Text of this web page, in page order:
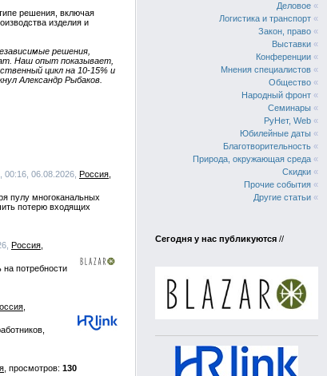
решения, включая
изделия и
решения,
Наш опыт показывает,
цикл на 10-15% и
Александр Рыбаков.
00:16, 06.08.2026, Россия
пулу многоканальных
потерю входящих
Россия
на потребности
130
Деловое «
Логистика и транспорт «
Закон, право «
Выставки «
Конференции «
Мнения специалистов «
Общество «
Народный фронт «
Семинары «
РуНет, Web «
Юбилейные даты «
Благотворительность «
Природа, окружающая среда «
Скидки «
Прочие события «
Другие статьи «
Сегодня у нас публикуются //